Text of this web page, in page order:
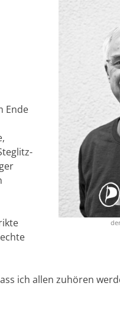
Ende
ich allen zuhören